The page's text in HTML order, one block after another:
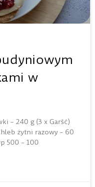
w
– 240 g (3 x Garść)
żytni razowy – 60
500 – 100